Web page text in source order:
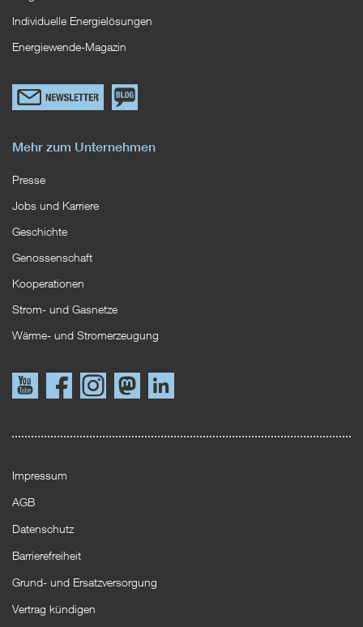
Individuelle Energielösungen
Energiewende-Magazin
Link
zum
Newsletterformular
Zum
Blog
Mehr zum Unternehmen
Presse
Jobs und Karriere
Geschichte
Genossenschaft
Kooperationen
Strom- und Gasnetze
Wärme- und Stromerzeugung
Link
YouTube
Link
Facebook
InstagramMastodonLinkedIn
Impressum
AGB
Datenschutz
Barrierefreiheit
Grund- und Ersatzversorgung
Vertrag kündigen